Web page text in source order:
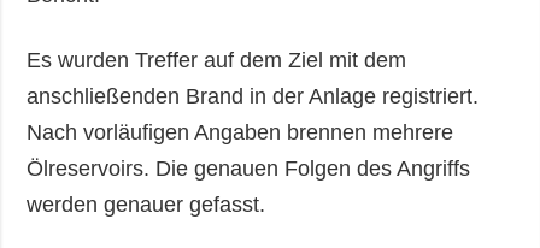
Es wurden Treffer auf dem Ziel mit dem
anschließenden Brand in der Anlage registriert.
Nach vorläufigen Angaben brennen mehrere
Ölreservoirs. Die genauen Folgen des Angriffs
werden genauer gefasst.